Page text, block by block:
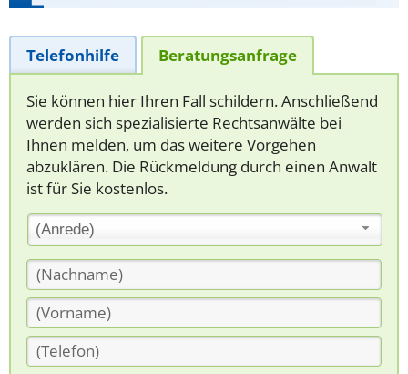
Telefonhilfe Beratungsanfrage
Sie können hier Ihren Fall schildern. Anschließend
werden sich spezialisierte Rechtsanwälte bei
Ihnen melden, um das weitere Vorgehen
abzuklären. Die Rückmeldung durch einen Anwalt
ist für Sie kostenlos.
(Anrede)